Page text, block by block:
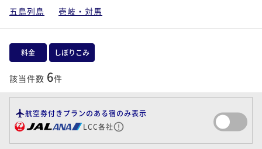
五島列島
壱岐・対馬
料金 しぼりこみ
該当件数 6件
航空券付きプランのある宿のみ表示
LCC各社